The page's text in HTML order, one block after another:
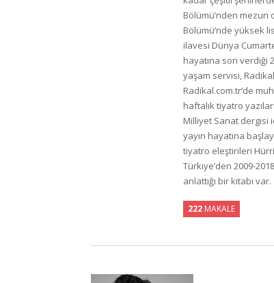
Bölümü’nden mezun
Bölümü’nde yüksek
ilavesi Dünya
hayatına son verdiği
yaşam servisi,
Radikal.com.tr‘de
haftalık tiyatro
Milliyet Sanat dergisi
yayın hayatına
tiyatro eleştirileri
Türkiye’den 2009-
anlattığı bir kitabı var.
222 MAKALE